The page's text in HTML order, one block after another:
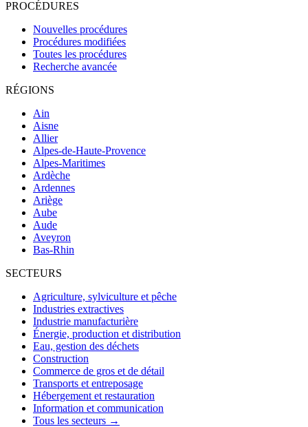
PROCÉDURES
Nouvelles procédures
Procédures modifiées
Toutes les procédures
Recherche avancée
RÉGIONS
Ain
Aisne
Allier
Alpes-de-Haute-Provence
Alpes-Maritimes
Ardèche
Ardennes
Ariège
Aube
Aude
Aveyron
Bas-Rhin
SECTEURS
Agriculture, sylviculture et pêche
Industries extractives
Industrie manufacturière
Énergie, production et distribution
Eau, gestion des déchets
Construction
Commerce de gros et de détail
Transports et entreposage
Hébergement et restauration
Information et communication
Tous les secteurs →